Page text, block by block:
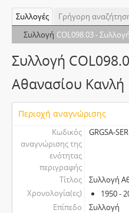
Συλλογές
Γρήγορη
Συλλογή COL098.03 -
Συλλογή
Αθανασίου Κανλή
Περιοχή αναγνώρισης
Κωδικός
αναγνώρισης της
ενότητας
περιγραφής
GRGSA-
Τίτλος
Συλλογή
Χρονολογία(ες)
1950 -
Επίπεδο
Συλλογή